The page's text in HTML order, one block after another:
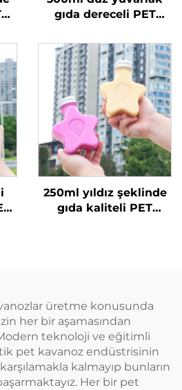
gıda dereceli PET
plastik ambalaj şişesi
meyve suyu ve süt
çayı için
250ml yıldız şeklinde
gıda kaliteli PET
uygun
üretme konusunda
her bir aşamasından
teknoloji ve eğitimli
pet kavanoz endüstrisinin
kalmayıp bunların
Her bir pet